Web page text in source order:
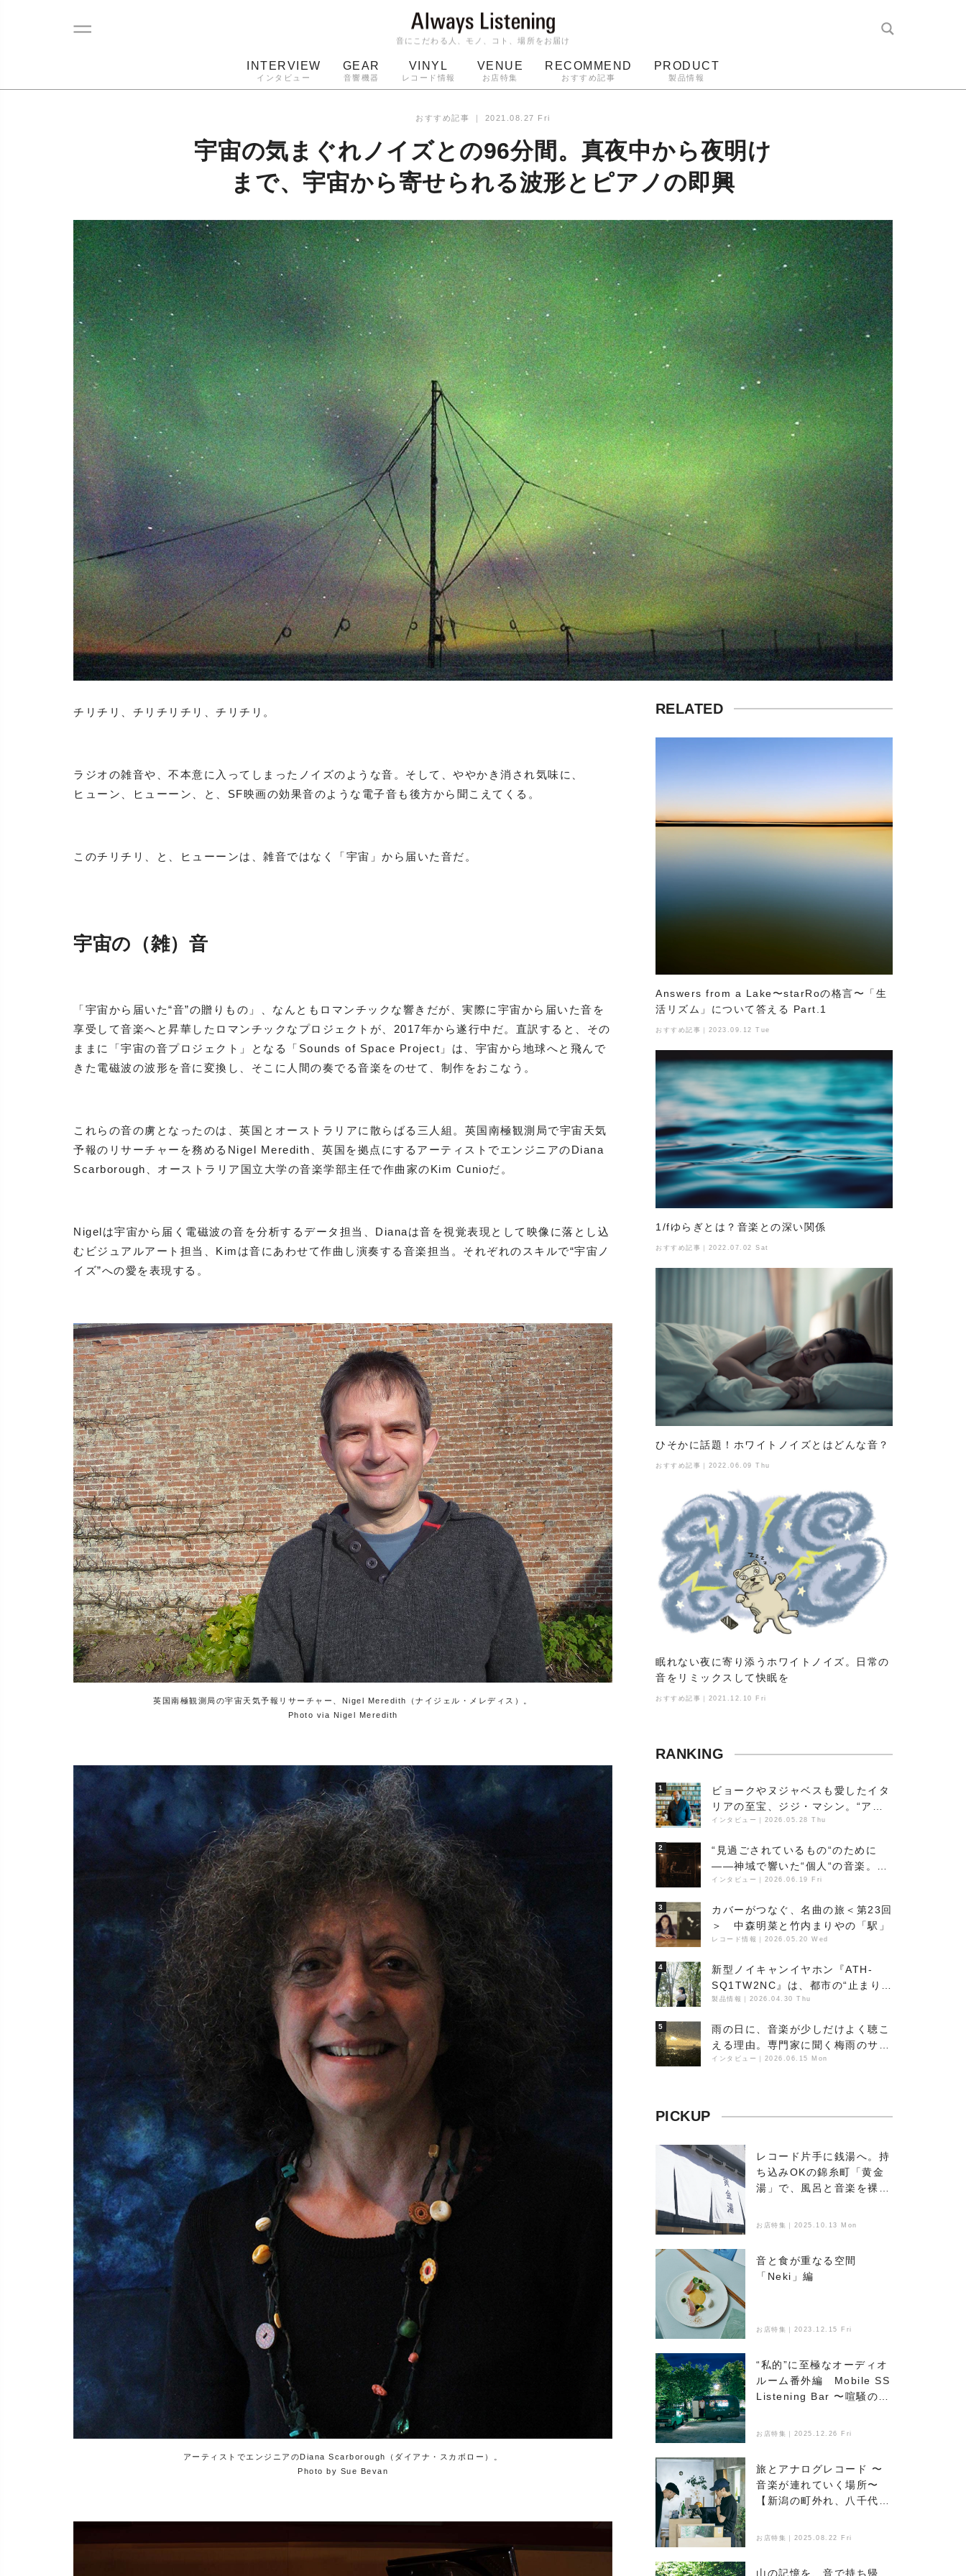
音にこだわる人、モノ、コト、場所をお届け
INTERVIEW
インタビュー
GEAR
音響機器
VINYL
レコード情報
VENUE
お店特集
RECOMMEND
おすすめ記事
PRODUCT
製品情報
ターンテーブル
おすすめ記事 ｜ 2021.08.27 Fri
宇宙の気まぐれノイズとの96分間。真夜中から夜明け
まで、宇宙から寄せられる波形とピアノの即興
チリチリ、チリチリチリ、チリチリ。
ラジオの雑音や、不本意に入ってしまったノイズのような音。そして、ややかき消され気味に、
ヒューン、ヒューーン、と、SF映画の効果音のような電子音も後方から聞こえてくる。
このチリチリ、と、ヒューーンは、雑音ではなく「宇宙」から届いた音だ。
宇宙の（雑）音
「宇宙から届いた“音”の贈りもの」、なんともロマンチックな響きだが、実際に宇宙から届いた音を
享受して音楽へと昇華したロマンチックなプロジェクトが、2017年から遂行中だ。直訳すると、その
ままに「宇宙の音プロジェクト」となる「Sounds of Space Project」は、宇宙から地球へと飛んで
きた電磁波の波形を音に変換し、そこに人間の奏でる音楽をのせて、制作をおこなう。
これらの音の虜となったのは、英国とオーストラリアに散らばる三人組。英国南極観測局で宇宙天気
予報のリサーチャーを務めるNigel Meredith、英国を拠点にするアーティストでエンジニアのDiana
Scarborough、オーストラリア国立大学の音楽学部主任で作曲家のKim Cunioだ。
Nigelは宇宙から届く電磁波の音を分析するデータ担当、Dianaは音を視覚表現として映像に落とし込
むビジュアルアート担当、Kimは音にあわせて作曲し演奏する音楽担当。それぞれのスキルで“宇宙ノ
イズ”への愛を表現する。
英国南極観測局の宇宙天気予報リサーチャー、Nigel Meredith（ナイジェル・メレディス）。
Photo via Nigel Meredith
アーティストでエンジニアのDiana Scarborough（ダイアナ・スカボロー）。
Photo by Sue Bevan
RELATED
Answers from a Lake〜starRoの格言〜「生
活リズム」について答える Part.1
おすすめ記事｜2023.09.12 Tue
1/fゆらぎとは？音楽との深い関係
おすすめ記事｜2022.07.02 Sat
ひそかに話題！ホワイトノイズとはどんな音？
おすすめ記事｜2022.06.09 Thu
眠れない夜に寄り添うホワイトノイズ。日常の
音をリミックスして快眠を
おすすめ記事｜2021.12.10 Fri
RANKING
1
ビョークやヌジャベスも愛したイタ
リアの至宝、ジジ・マシン。“アン
ビエントの巨匠”が明かす創作の原
景
インタビュー 2026.05.28 Thu
2
“見過ごされているもの“のために
――神域で響いた“個人“の音楽。冥
丁の『赤城 夜神楽』をレポート
インタビュー 2026.06.19 Fri
3
カバーがつなぐ、名曲の旅＜第23回
＞ 中森明菜と竹内まりやの「駅」
レコード情報 2026.05.20 Wed
4
新型ノイキャンイヤホン『ATH-
SQ1TW2NC』は、都市の“止まり
木”になり得るーシンガーソングラ
製品情報 2026.04.30 Thu
5
雨の日に、音楽が少しだけよく聴こ
える理由。専門家に聞く梅雨のサウ
ンドスケープ
インタビュー 2026.06.15 Mon
PICKUP
レコード片手に銭湯へ。持
ち込みOKの錦糸町「黄金
湯」で、風呂と音楽を裸で
お店特集｜2025.10.13 Mon
音と食が重なる空間
「Neki」編
お店特集｜2023.12.15 Fri
“私的”に至極なオーディオ
ルーム番外編 Mobile SS
Listening Bar 〜喧騒のな
る、新たなオアシス〜
お店特集｜2025.12.26 Fri
旅とアナログレコード 〜
音楽が連れていく場所〜
【新潟の町外れ、八千代マ
お店特集｜2025.08.22 Fri
山の記憶を、音で持ち帰